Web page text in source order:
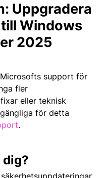
Uppgradera
Windows
2025
support för
fler
eller teknisk
för detta
.​
dig?